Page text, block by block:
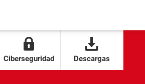
Ciberseguridad Descargas